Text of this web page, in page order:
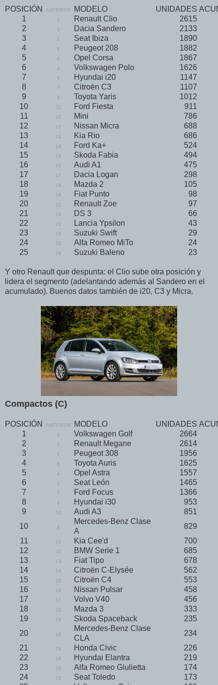
POSICIÓN ANTERIOR MODELO UNIDADES
1
2 Renault Clio
2615
2
3 Dacia Sandero
2133
3
1 Seat Ibiza
1890
4
6 Peugeot 208
1882
5
5 Opel Corsa
1867
6
4 Volkswagen Polo
1626
7
9 Hyundai i20
1147
8
7 Citroën C3
1107
9
8 Toyota Yaris
1012
10
11 Ford Fiesta
911
11
10 Mini
786
12
12 Nissan Micra
688
13
13 Kia Rio
686
14
14 Ford Ka+
524
15
16 Skoda Fabia
494
16
15 Audi A1
475
17
17 Dacia Logan
298
18
19 Mazda 2
105
19
18 Fiat Punto
98
20
21 Renault Zoe
97
21
20 DS 3
66
22
23 Lancia Ypsilon
43
23
25 Suzuki Swift
29
24
22 Alfa Romeo MiTo
24
25
24 Suzuki Baleno 23
Y otro Renault que despunta: el Clio sube otra posición y
lidera el segmento (adelantando además al Sandero en el
acumulado). Buenos datos también de i20, C3 y Micra.
Compactos (C)
POSICIÓN ANTERIOR MODELO UNIDADES
1
3 Volkswagen Golf
2664
2
1 Renault Megane
2614
3
6 Peugeot 308
1956
4
5 Toyota Auris
1625
5
4 Opel Astra
1557
6
2 Seat León
1465
7
7 Ford Focus
1366
8
9 Hyundai i30
953
9
10 Audi A3
851
10
8
Mercedes-Benz Clase
A
829
11
12 Kia Cee'd
700
12
11 BMW Serie 1
685
13
13 Fiat Tipo
678
14
14 Citroën C-Elysée
562
15
15 Citroën C4
553
16
16 Nissan Pulsar
458
17
17 Volvo V40
456
18
20 Mazda 3
333
19
19 Skoda Spaceback
235
20
18
Mercedes-Benz Clase
CLA
234
21
25 Honda Civic
226
22
28 Hyundai Elantra
219
23
22 Alfa Romeo Giulietta
174
24
21 Seat Toledo
173